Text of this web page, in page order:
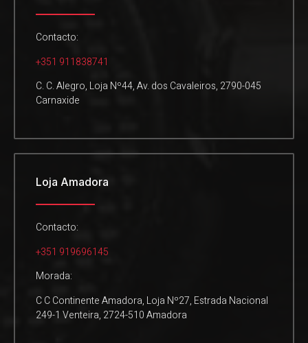
Contacto:
+351 911838741
C. C. Alegro, Loja Nº44, Av. dos Cavaleiros, 2790-045
Carnaxide
Loja Amadora
Contacto:
+351 919696145
Morada:
C C Continente Amadora, Loja Nº27, Estrada Nacional
249-1 Venteira, 2724-510 Amadora